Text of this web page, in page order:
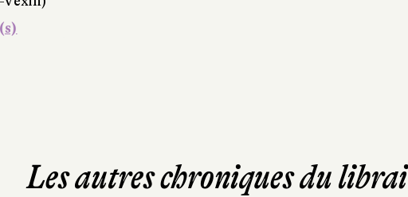
Les autres chroniques du